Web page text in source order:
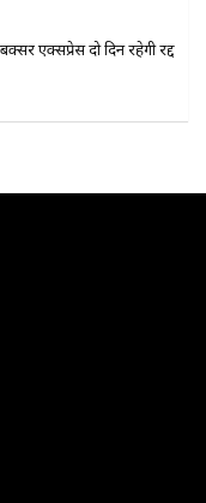
एक्सप्रेस दो दिन रहेगी रद्द